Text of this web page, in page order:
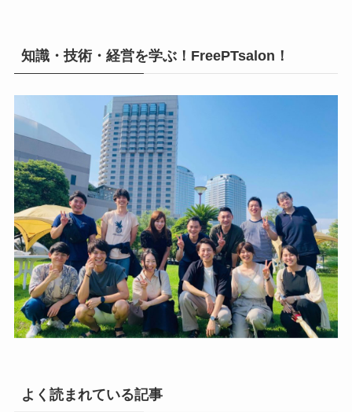
知識・技術・経営を学ぶ！FreePTsalon！
よく読まれている記事